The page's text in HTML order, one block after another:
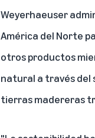
Weyerhaeuser
América del Norte
otros productos
natural a través del
tierras madereras